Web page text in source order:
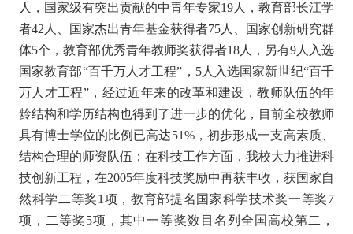
人，国家级有突出贡献的中青年专家19人，教育部长江学
者42人、国家杰出青年基金获得者75人、国家创新研究群
体5个，教育部优秀青年教师奖获得者18人，另有9人入选
国家教育部“百千万人才工程”，5人入选国家新世纪“百千
万人才工程”，经过近年来的改革和建设，教师队伍的年
龄结构和学历结构也得到了进一步的优化，目前全校教师
具有博士学位的比例已高达51%，初步形成一支高素质、
结构合理的师资队伍；在科技工作方面，我校大力推进科
技创新工程，在2005年度科技奖励中再获丰收，获国家自
然科学二等奖1项，教育部提名国家科学技术奖一等奖7
项，二等奖5项，其中一等奖数目名列全国高校第二，